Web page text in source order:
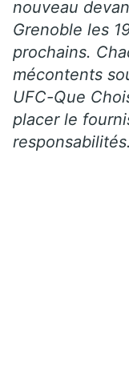
nouveau
Grenoble les
prochains.
mécontents
UFC-Que
placer le
responsabilités.